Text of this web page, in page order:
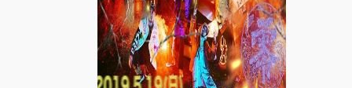
Field
Project ダ
ンス公演
「動態 ‒
sensorial」